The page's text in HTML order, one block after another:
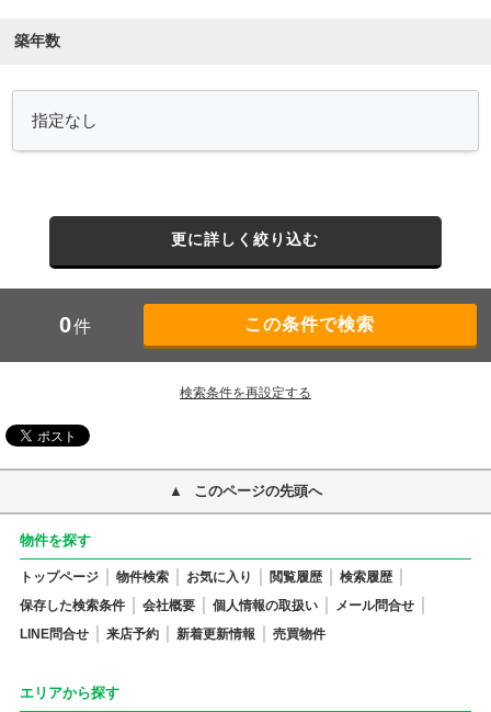
築年数
更に詳しく絞り込む
0件
検索条件を再設定する
このページの先頭へ
物件を探す
トップページ 物件検索 お気に入り 閲覧履歴
検索履歴
保存した検索条件
会社概要 個人情報の取扱い
メール問合せ
LINE問合せ
来店予約 新着更新情報 売買物件
エリアから探す